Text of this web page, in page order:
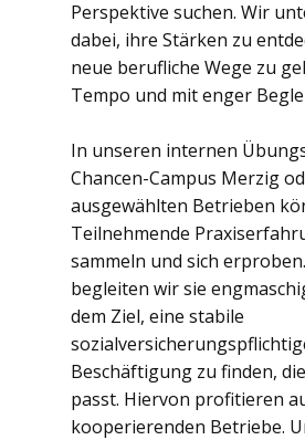
Perspektive suchen. Wir
dabei, ihre Stärken zu
neue berufliche Wege zu
Tempo und mit enger
In unseren internen
Chancen-Campus Merzig
ausgewählten Betrieben
Teilnehmende
sammeln und sich
begleiten wir sie
dem Ziel, eine stabile
Beschäftigung zu finden,
passt. Hiervon profitieren
kooperierenden Betriebe.